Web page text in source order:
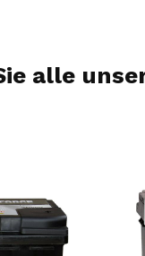
alle